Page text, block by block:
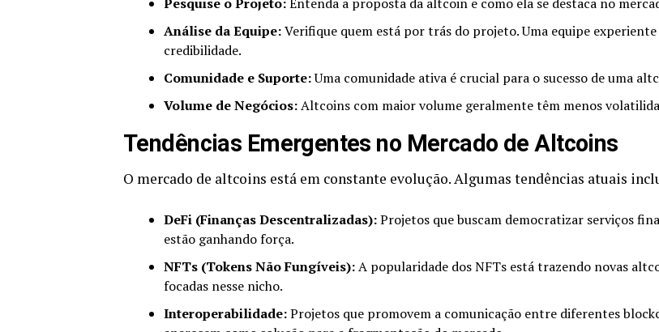
Análise da Equipe:Verifique quem está por trás do projeto. Uma equipe
credibilidade.
Comunidade e Suporte:Uma comunidade ativa é crucial para o sucesso de uma
Volume de Negócios:Altcoins com maior volume geralmente têm menos
Tendências Emergentes no Mercado de Altcoins
O mercado de altcoins está em constante evolução. Algumas tendências atuais
DeFi (Finanças Descentralizadas):Projetos que buscam democratizar serviços
estão ganhando força.
NFTs (Tokens Não Fungíveis):A popularidade dos NFTs está trazendo novas
focadas nesse nicho.
Interoperabilidade:Projetos que promovem a comunicação entre diferentes